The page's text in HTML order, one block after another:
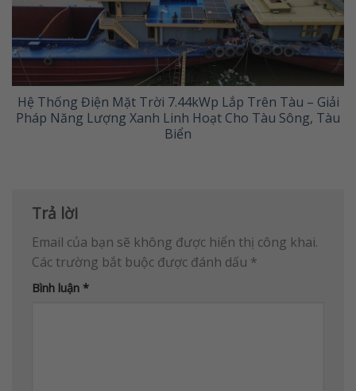
Hệ Thống Điện Mặt Trời 7.44kWp Lắp Trên Tàu – Giải
Pháp Năng Lượng Xanh Linh Hoạt Cho Tàu Sông, Tàu
Biển
Trả lời
Email của bạn sẽ không được hiển thị công khai.
Các trường bắt buộc được đánh dấu *
Bình luận *